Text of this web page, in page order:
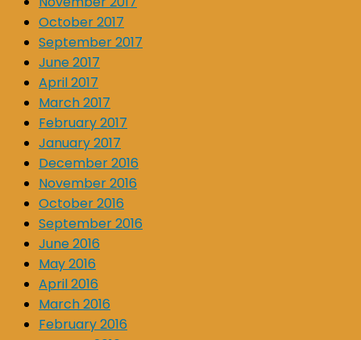
October 2017
September 2017
June 2017
April 2017
March 2017
February 2017
January 2017
December 2016
November 2016
October 2016
September 2016
June 2016
May 2016
April 2016
March 2016
February 2016